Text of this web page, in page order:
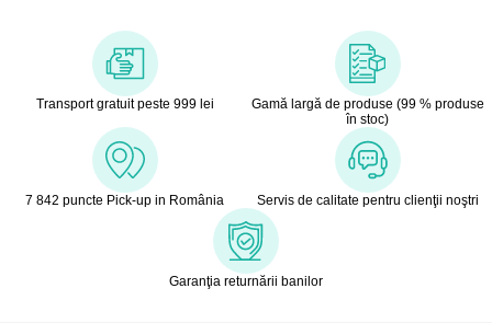
Transport gratuit peste 999 lei
Gamă largă de produse (99 % produse
în stoc)
7 842 puncte Pick-up in România Servis de calitate pentru clienţii noştri
Garanţia returnării banilor